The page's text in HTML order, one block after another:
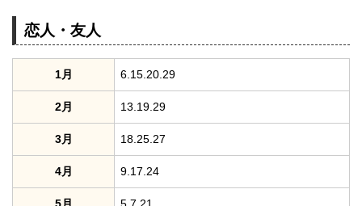
恋人・友人
1月 6.15.20.29
2月 13.19.29
3月 18.25.27
4月 9.17.24